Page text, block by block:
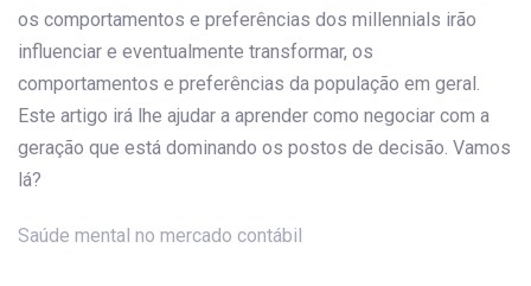
os comportamentos e preferências dos millennials irão
influenciar e eventualmente transformar, os
comportamentos e preferências da população em geral.
Este artigo irá lhe ajudar a aprender como negociar com a
geração que está dominando os postos de decisão. Vamos
lá?
Saúde mental no mercado contábil